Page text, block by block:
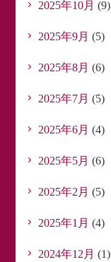
2025年10月 (9)
2025年9月 (5)
2025年8月 (6)
2025年7月 (5)
2025年6月 (4)
2025年5月 (6)
2025年2月 (5)
2025年1月 (4)
2024年12月 (1)